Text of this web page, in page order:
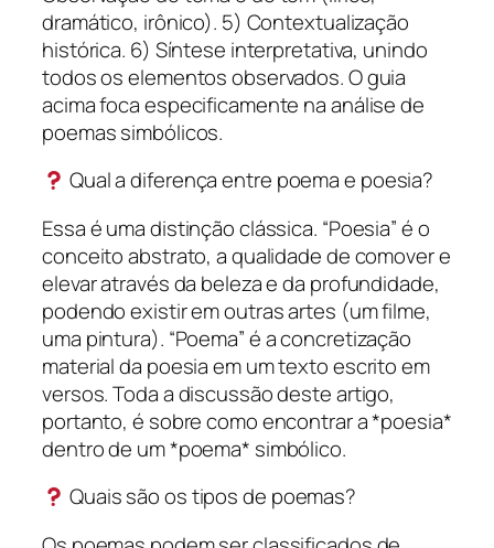
dramático, irônico). 5) Contextualização
histórica. 6) Síntese interpretativa, unindo
todos os elementos observados. O guia
acima foca especificamente na análise de
poemas simbólicos.
Qual a diferença entre poema e poesia?
Essa é uma distinção clássica. “Poesia” é o
conceito abstrato, a qualidade de comover e
elevar através da beleza e da profundidade,
podendo existir em outras artes (um filme,
uma pintura). “Poema” é a concretização
material da poesia em um texto escrito em
versos. Toda a discussão deste artigo,
portanto, é sobre como encontrar a *poesia*
dentro de um *poema* simbólico.
Quais são os tipos de poemas?